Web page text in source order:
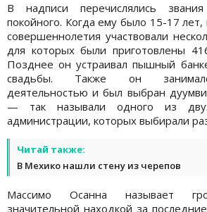
В надписи перечислялись
покойного. Когда ему было 15-17 лет,
совершеннолетия участвовали
для которых были приготовлены
Позднее он устраивал пышный
свадьбы. Также он
деятельностью и был выбран
— так называли одного из
администрации, которых выбирали
Читай также:
В Мехико нашли стену из черепов
Массимо Осанна называет
значительной находкой за